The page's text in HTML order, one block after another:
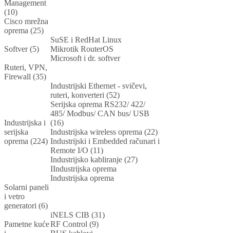
Management
(10)
Cisco mrežna
oprema (25)
Softver (5)
SuSE i RedHat Linux
Mikrotik RouterOS
Microsoft i dr. softver
Ruteri, VPN,
Firewall (35)
Industrijska i
serijska
oprema (224)
Industrijski Ethernet - svičevi,
ruteri, konverteri (52)
Serijska oprema RS232/ 422/
485/ Modbus/ CAN bus/ USB
(16)
Industrijska wireless oprema (22)
Industrijski i Embedded računari i
Remote I/O (11)
Industrijsko kabliranje (27)
IIndustrijska oprema
Industrijska oprema
Solarni paneli
i vetro
generatori (6)
Pametne kuće
iNELS CIB (31)
RF Control (9)